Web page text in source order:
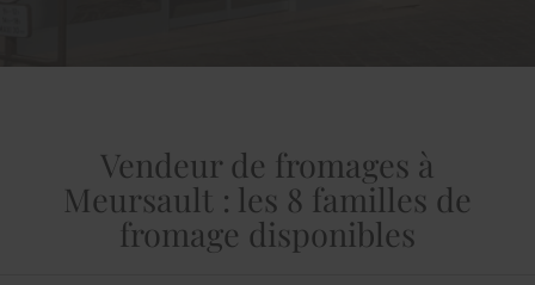
Vendeur de fromages à
Meursault : les 8 familles de
fromage disponibles